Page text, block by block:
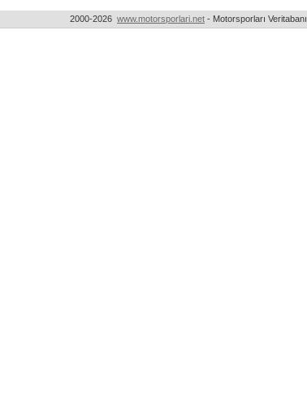
2000-2026 www.motorsporlari.net - Motorsporları Veritabanı